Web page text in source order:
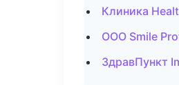
Клиника
ООО Smile
ЗдравПункт